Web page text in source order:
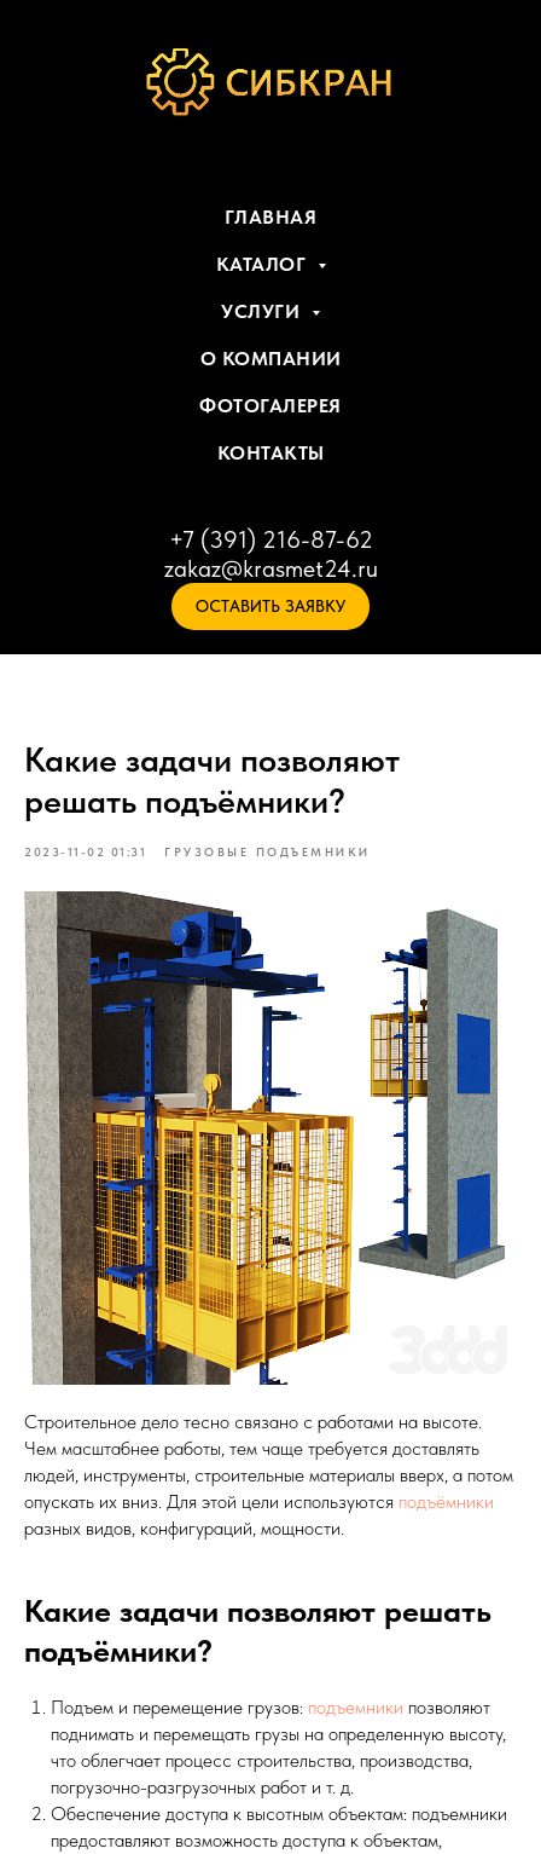
ГЛАВНАЯ
КАТАЛОГ
УСЛУГИ
О КОМПАНИИ
ФОТОГАЛЕРЕЯ
КОНТАКТЫ
+7 (391) 216-87-62
zakaz@krasmet24.ru
ОСТАВИТЬ ЗАЯВКУ
Какие задачи позволяют
решать подъёмники?
2023-11-02 01:31 ГРУЗОВЫЕ ПОДЪЕМНИКИ
Строительное дело тесно связано с работами на высоте.
Чем масштабнее работы, тем чаще требуется доставлять
людей, инструменты, строительные материалы вверх, а потом
опускать их вниз. Для этой цели используются подъёмники
разных видов, конфигураций, мощности.
Какие задачи позволяют решать
подъёмники?
Подъем и перемещение грузов: подъемники позволяют
поднимать и перемещать грузы на определенную высоту,
что облегчает процесс строительства, производства,
погрузочно-разгрузочных работ и т. д.
Обеспечение доступа к высотным объектам: подъемники
предоставляют возможность доступа к объектам,